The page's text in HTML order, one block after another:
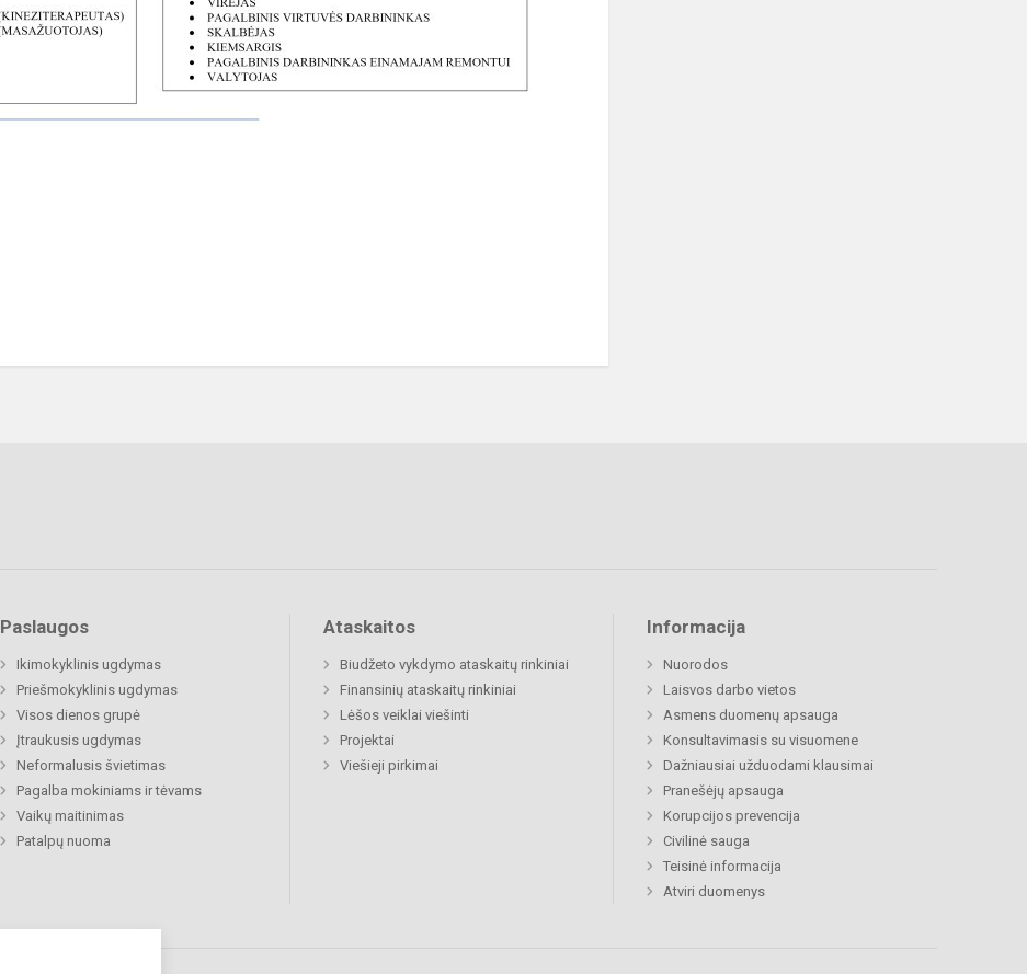
Paslaugos
Ikimokyklinis ugdymas
Priešmokyklinis ugdymas
Visos dienos grupė
Įtraukusis ugdymas
Neformalusis švietimas
Pagalba mokiniams ir tėvams
Vaikų maitinimas
Patalpų nuoma
Ataskaitos
Biudžeto vykdymo ataskaitų rinkiniai
Finansinių ataskaitų rinkiniai
Lėšos veiklai viešinti
Projektai
Viešieji pirkimai
Informacija
Nuorodos
Laisvos darbo vietos
Asmens duomenų apsauga
Konsultavimasis su visuomene
Dažniausiai užduodami klausimai
Pranešėjų apsauga
Korupcijos prevencija
Civilinė sauga
Teisinė informacija
Atviri duomenys